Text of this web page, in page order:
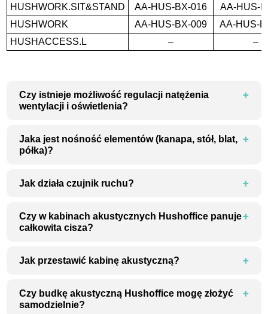
HUSHWORK.SIT&STAND
AA-HUS-BX-016
AA-HUS-
HUSHWORK
AA-HUS-BX-009
AA-HUS-
HUSHACCESS.L
– –
Czy istnieje możliwość regulacji natężenia
wentylacji i oświetlenia?
Jaka jest nośność elementów (kanapa, stół, blat,
półka)?
Jak działa czujnik ruchu?
Czy w kabinach akustycznych Hushoffice panuje
całkowita cisza?
Jak przestawić kabinę akustyczną?
Czy budkę akustyczną Hushoffice mogę złożyć
samodzielnie?